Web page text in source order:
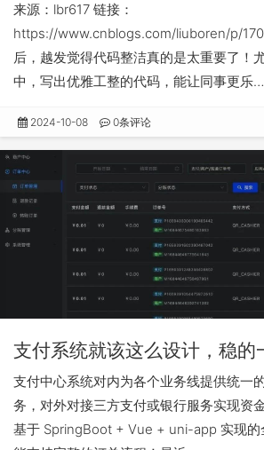
来源：lbr617 链接：
https://www.cnblogs.com/liuboren/p/
后，越发觉得代码整洁真的是太重要了！
中，写出优雅工整的代码，能让同事更乐…
2024-10-08 0条评论
支付系统就该这么设计，稳的
支付中心系统对内为各个业务线提供统一
务，对外对接三方支付或银行服务实现资
基于 SpringBoot + Vue + uni-app 实现的